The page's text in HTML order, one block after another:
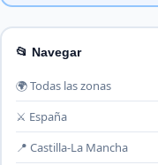
📂 Navegar
🌍 Todas las zonas
⚔️ España
📍 Castilla-La Mancha